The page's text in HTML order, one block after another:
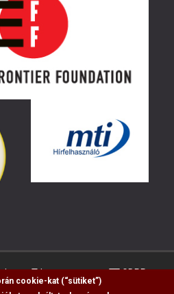
Impresszum GDPR
cookie-kat (“sütiket”)